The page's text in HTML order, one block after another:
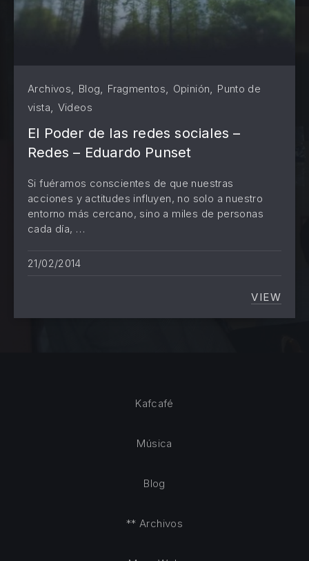
Archivos, Blog, Fragmentos, Opinión, Punto de
vista, Videos
El Poder de las redes sociales –
Redes – Eduardo Punset
Si fuéramos conscientes de que nuestras
acciones y actitudes influyen, no solo a nuestro
entorno más cercano, sino a miles de personas
cada día, …
21/02/2014
VIEW
EL
Kafcafé
Música
Blog
** Archivos
PREVIOUS